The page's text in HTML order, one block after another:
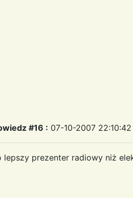
#16 : 07-10-2007
lepszy prezenter radiowy niż